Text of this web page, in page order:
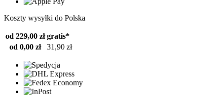
Koszty wysyłki do Polska
od 229,00 zł gratis*
od 0,00 zł
31,90 zł